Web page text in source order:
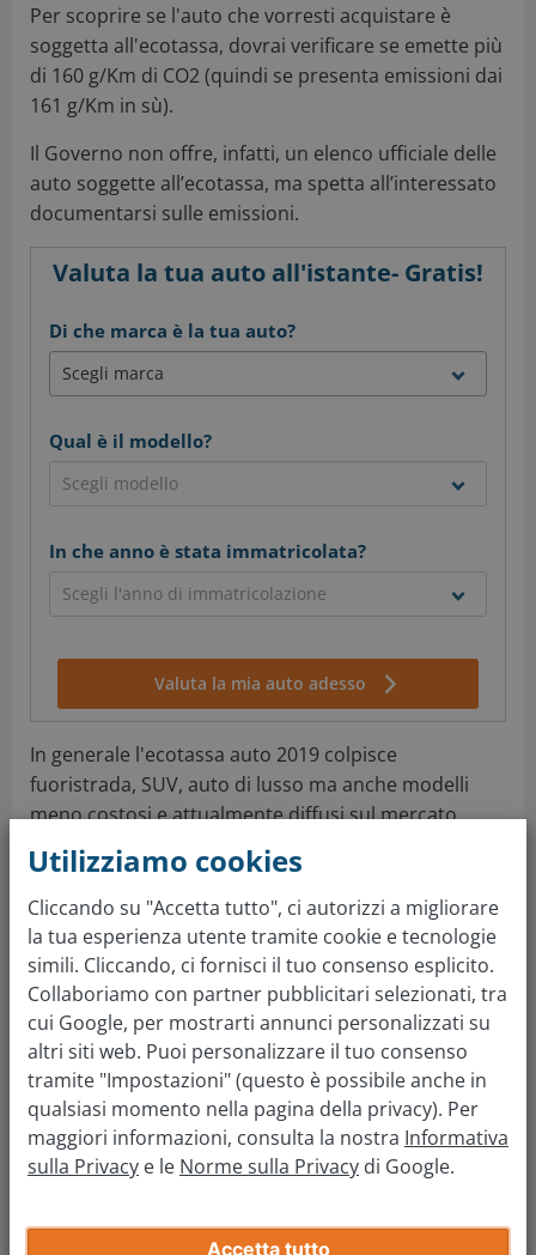
Per scoprire se l'auto che vorresti acquistare è
soggetta all'ecotassa, dovrai verificare se emette più
di 160 g/Km di CO2 (quindi se presenta emissioni dai
161 g/Km in sù).
Il Governo non offre, infatti, un elenco ufficiale delle
auto soggette all’ecotassa, ma spetta all’interessato
documentarsi sulle emissioni.
Valuta la tua auto all'istante- Gratis!
Di che marca è la tua auto?
Qual è il modello?
In che anno è stata immatricolata?
Valuta la mia auto adesso
In generale l'ecotassa auto 2019 colpisce
fuoristrada, SUV, auto di lusso ma anche modelli
meno costosi e attualmente diffusi sul mercato.
Vediamone assieme alcuni:
Elenco auto ecotassa 2019
Alfa Romeo Giulia benzina: 162 g/Km
CO2
Audi A3 Sedan benzina : 162 g/Km CO2
BMW Serie 6 Gran Turismo gasolio: 161
g/Km CO2
Fiat 500 L benzina: 161 g/Km CO2
Opel Zafira gasolio: 161 g/Km CO2
Volvo XC40 benzina: 161 g/Km CO2
Utilizziamo cookies
Cliccando su "Accetta tutto", ci autorizzi a migliorare
la tua esperienza utente tramite cookie e tecnologie
simili. Cliccando, ci fornisci il tuo consenso esplicito.
Collaboriamo con partner pubblicitari selezionati, tra
cui Google, per mostrarti annunci personalizzati su
altri siti web. Puoi personalizzare il tuo consenso
tramite "Impostazioni" (questo è possibile anche in
qualsiasi momento nella pagina della privacy). Per
maggiori informazioni, consulta la nostra Informativa
sulla Privacy e le Norme sulla Privacy di Google.
Accetta tutto